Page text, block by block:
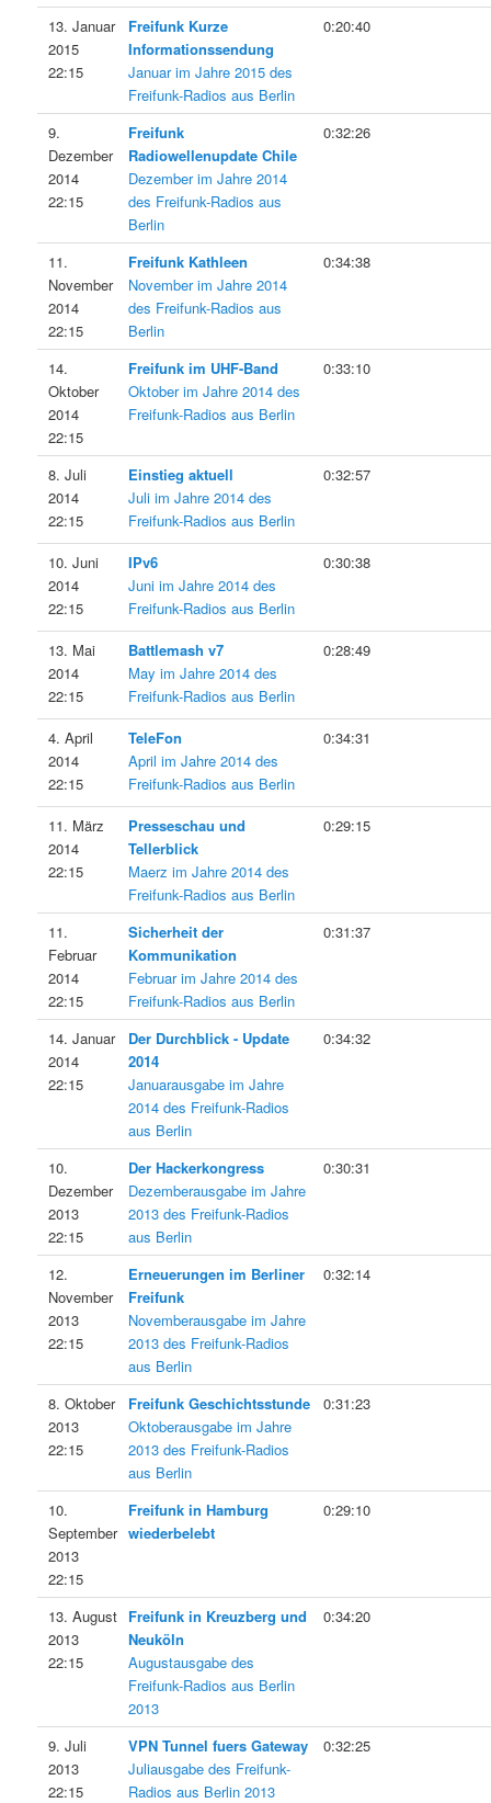
13. Januar
2015
22:15
Freifunk Kurze
Informationssendung
Januar im Jahre 2015 des
Freifunk-Radios aus Berlin
0:20:40
9.
Dezember
2014
22:15
Freifunk
Radiowellenupdate Chile
Dezember im Jahre 2014
des Freifunk-Radios aus
Berlin
0:32:26
11.
November
2014
22:15
Freifunk Kathleen
November im Jahre 2014
des Freifunk-Radios aus
Berlin
0:34:38
14.
Oktober
2014
22:15
Freifunk im UHF-Band
Oktober im Jahre 2014 des
Freifunk-Radios aus Berlin
0:33:10
8. Juli
2014
22:15
Einstieg aktuell
Juli im Jahre 2014 des
Freifunk-Radios aus Berlin
0:32:57
10. Juni
2014
22:15
IPv6
Juni im Jahre 2014 des
Freifunk-Radios aus Berlin
0:30:38
13. Mai
2014
22:15
Battlemash v7
May im Jahre 2014 des
Freifunk-Radios aus Berlin
0:28:49
4. April
2014
22:15
TeleFon
April im Jahre 2014 des
Freifunk-Radios aus Berlin
0:34:31
11. März
2014
22:15
Presseschau und
Tellerblick
Maerz im Jahre 2014 des
Freifunk-Radios aus Berlin
0:29:15
11.
Februar
2014
22:15
Sicherheit der
Kommunikation
Februar im Jahre 2014 des
Freifunk-Radios aus Berlin
0:31:37
14. Januar
2014
22:15
Der Durchblick - Update
2014
Januarausgabe im Jahre
2014 des Freifunk-Radios
aus Berlin
0:34:32
10.
Dezember
2013
22:15
Der Hackerkongress
Dezemberausgabe im Jahre
2013 des Freifunk-Radios
aus Berlin
0:30:31
12.
November
2013
22:15
Erneuerungen im Berliner
Freifunk
Novemberausgabe im Jahre
2013 des Freifunk-Radios
aus Berlin
0:32:14
8. Oktober
2013
22:15
Freifunk Geschichtsstunde
Oktoberausgabe im Jahre
2013 des Freifunk-Radios
aus Berlin
0:31:23
10.
September
2013
22:15
Freifunk in Hamburg
wiederbelebt
0:29:10
13. August
2013
22:15
Freifunk in Kreuzberg und
Neuköln
Augustausgabe des
Freifunk-Radios aus Berlin
2013
0:34:20
9. Juli
2013
22:15
VPN Tunnel fuers Gateway
Juliausgabe des Freifunk-
Radios aus Berlin 2013
0:32:25